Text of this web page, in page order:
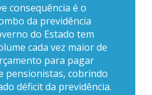
consequência é o
da previdência
do Estado tem
cada vez maior de
para pagar
pensionistas, cobrindo
déficit da previdência.